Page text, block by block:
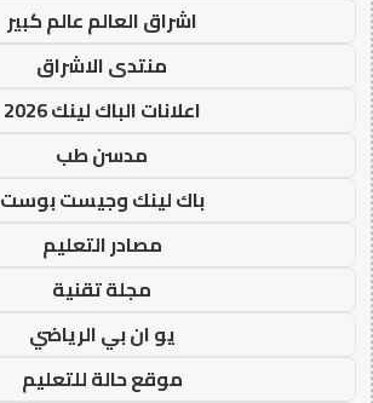
اشراق العالم عالم كبير
منتدى الاشراق
اعلانات الباك لينك 2026
مدسن طب
باك لينك وجيست بوست
مصادر التعليم
مجلة تقنية
يو ان بي الرياضي
موقع حالة للتعليم